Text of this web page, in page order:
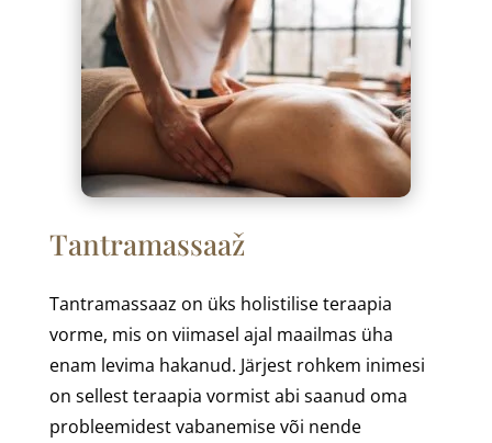
Tantramassaaž
Tantramassaaz on üks holistilise teraapia
vorme, mis on viimasel ajal maailmas üha
enam levima hakanud. Järjest rohkem inimesi
on sellest teraapia vormist abi saanud oma
probleemidest vabanemise või nende